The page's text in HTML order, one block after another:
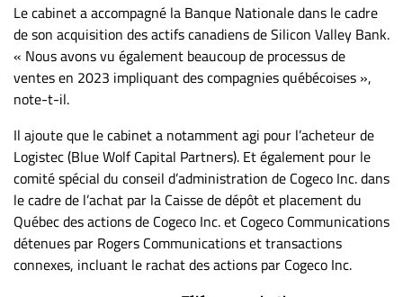
Le cabinet a accompagné la Banque Nationale dans le cadre
de son acquisition des actifs canadiens de Silicon Valley Bank.
« Nous avons vu également beaucoup de processus de
ventes en 2023 impliquant des compagnies québécoises »,
note-t-il.
Il ajoute que le cabinet a notamment agi pour l’acheteur de
Logistec (Blue Wolf Capital Partners). Et également pour le
comité spécial du conseil d’administration de Cogeco Inc. dans
le cadre de l’achat par la Caisse de dépôt et placement du
Québec des actions de Cogeco Inc. et Cogeco Communications
détenues par Rogers Communications et transactions
connexes, incluant le rachat des actions par Cogeco Inc.